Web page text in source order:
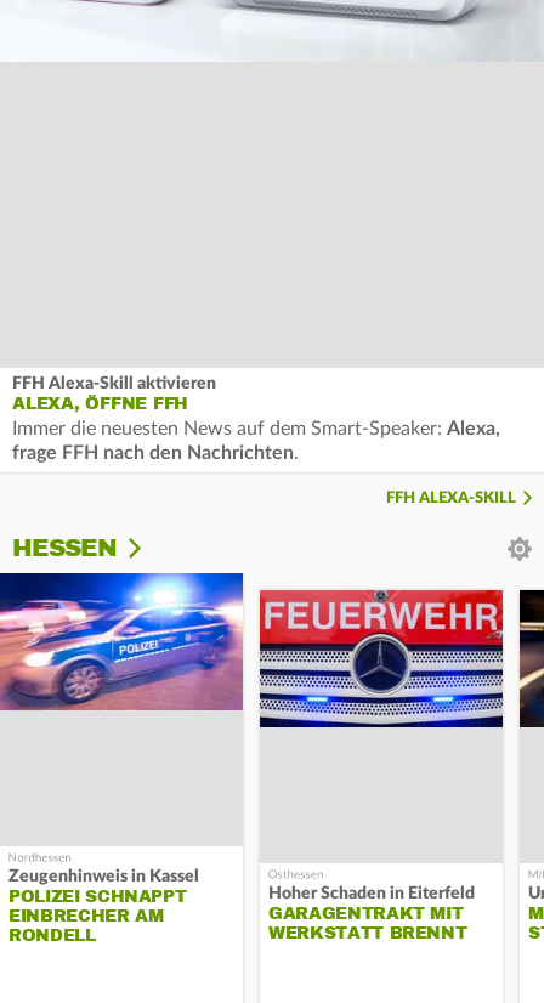
FFH Alexa-Skill aktivieren
ALEXA, ÖFFNE FFH
Immer die neuesten News auf dem Smart-Speaker: Alexa,
frage FFH nach den Nachrichten.
FFH ALEXA-SKILL
HESSEN
Zeugenhinweis in Kassel
POLIZEI SCHNAPPT
EINBRECHER AM
RONDELL
Hoher Schaden in Eiterfeld
GARAGENTRAKT MIT
WERKSTATT BRENNT